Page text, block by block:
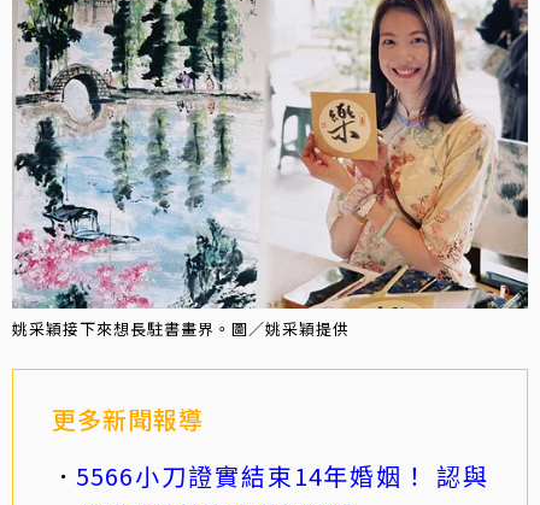
姚采穎接下來想長駐書畫界。圖／姚采穎提供
更多新聞報導
5566小刀證實結束14年婚姻！ 認與